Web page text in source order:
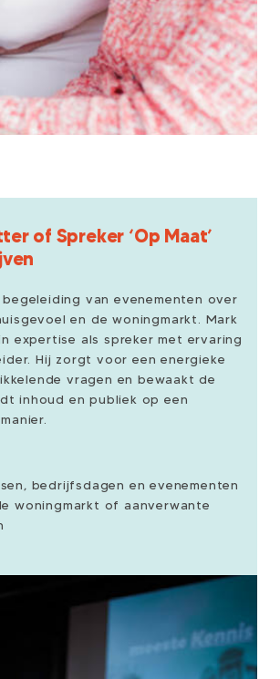
of Spreker ‘Op Maat’
van evenementen over
en de woningmarkt. Mark
expertise als spreker met ervaring
Hij zorgt voor een energieke
vragen en bewaakt de
inhoud en publiek op een
bedrijfsdagen en evenementen
woningmarkt of aanverwante